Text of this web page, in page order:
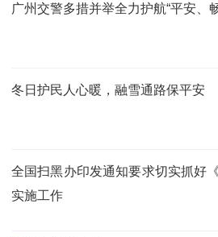
广州交警多措并举全力护航“平安、
冬日护民人心暖，融雪通路保平安
全国扫黑办印发通知要求切实抓好
实施工作